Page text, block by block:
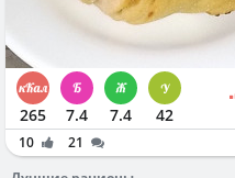
265 7.4 7.4 42
10
21